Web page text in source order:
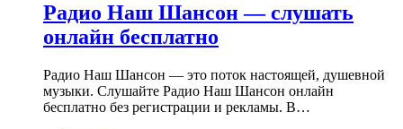
Радио Наш Шансон — слушать
онлайн бесплатно
Радио Наш Шансон — это поток настоящей, душевной
музыки. Слушайте Радио Наш Шансон онлайн
бесплатно без регистрации и рекламы. В…